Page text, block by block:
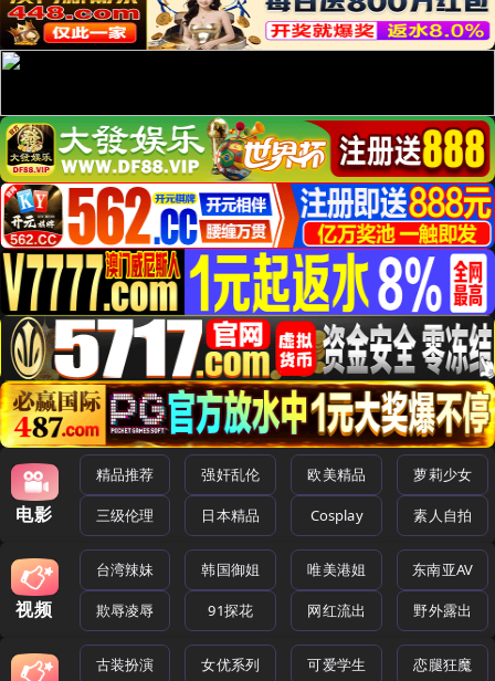
电影
精品推荐 强奸乱伦 欧美精品 萝莉少女
三级伦理 日本精品 Cosplay 素人自拍
视频
台湾辣妹 韩国御姐 唯美港姐 东南亚AV
欺辱凌辱 91探花 网红流出 野外露出
古装扮演 女优系列 可爱学生 恋腿狂魔